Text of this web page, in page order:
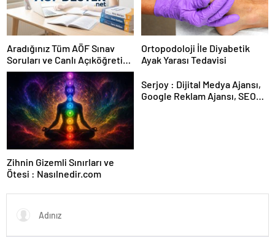
Aradığınız Tüm AÖF Sınav
Soruları ve Canlı Açıköğretim
Forumu Burada
Ortopodoloji İle Diyabetik
Ayak Yarası Tedavisi
Zihnin Gizemli Sınırları ve
Ötesi : Nasılnedir.com
Serjoy : Dijital Medya Ajansı,
Google Reklam Ajansı, SEO